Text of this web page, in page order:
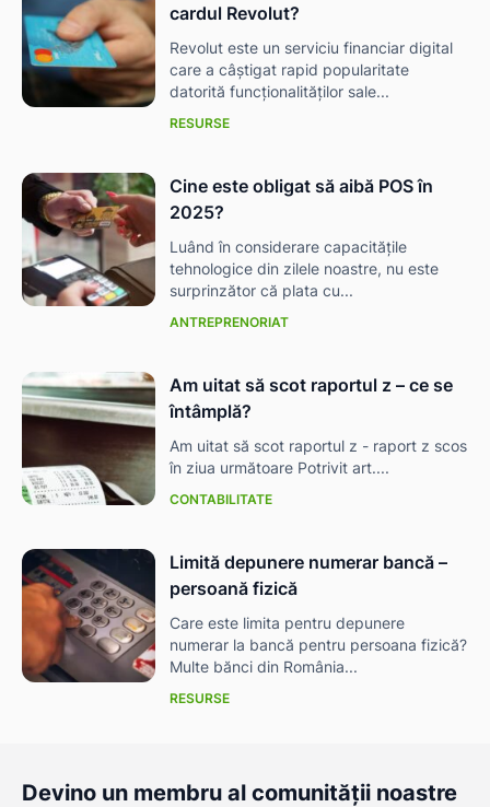
cardul Revolut?
Revolut este un serviciu financiar digital
care a câștigat rapid popularitate
datorită funcționalităților sale...
RESURSE
Cine este obligat să aibă POS în
2025?
Luând în considerare capacitățile
tehnologice din zilele noastre, nu este
surprinzător că plata cu...
ANTREPRENORIAT
Am uitat să scot raportul z – ce se
întâmplă?
Am uitat să scot raportul z - raport z scos
în ziua următoare Potrivit art....
CONTABILITATE
Limită depunere numerar bancă –
persoană fizică
Care este limita pentru depunere
numerar la bancă pentru persoana fizică?
Multe bănci din România...
RESURSE
Devino un membru al comunității noastre